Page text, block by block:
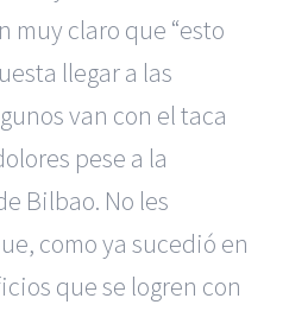
muy claro que “esto
llegar a las
van con el taca
pese a la
Bilbao. No les
como ya sucedió en
que se logren con